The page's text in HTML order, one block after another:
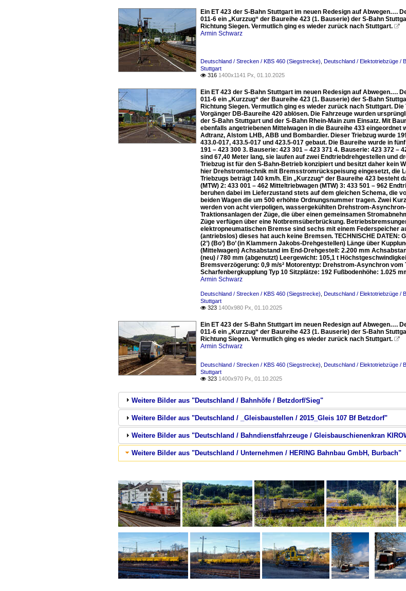
Ein ET 423 der S-Bahn Stuttgart im neuen Redesign auf Abwegen….
011-6 ein „Kurzzug“ der Baureihe 423 (1. Bauserie) der S-Bahn
Richtung Siegen. Vermutlich ging es wieder zurück nach Stuttgart. 
Armin Schwarz
Deutschland / Strecken / KBS 460 (Siegstrecke) Deutschland / Elektotriebzüge /
Stuttgart
 316 1400x1141 Px, 01.10.2025
Ein ET 423 der S-Bahn Stuttgart im neuen Redesign auf Abwegen….
011-6 ein „Kurzzug“ der Baureihe 423 (1. Bauserie) der S-Bahn
Richtung Siegen. Vermutlich ging es wieder zurück nach Stuttgart.
Vorgänger DB-Baureihe 420 ablösen. Die Fahrzeuge wurden
der S-Bahn Stuttgart und der S-Bahn Rhein-Main zum Einsatz. Mit
ebenfalls angetriebenen Mittelwagen in die Baureihe 433
Adtranz, Alstom LHB, ABB und Bombardier. Dieser Triebzug wurde
433.0-017, 433.5-017 und 423.5-017 gebaut. Die Baureihe wurde in
191 – 423 300 3. Bauserie: 423 301 – 423 371 4. Bauserie: 423 372 –
sind 67,40 Meter lang, sie laufen auf zwei Endtriebdrehgestellen und
Triebzug ist für den S-Bahn-Betrieb konzipiert und besitzt daher kein
hier Drehstromtechnik mit Bremsstromrückspeisung eingesetzt, die
Triebzugs beträgt 140 km/h. Ein „Kurzzug“ der Baureihe 423 besteht
(MTW) 2: 433 001 – 462 Mitteltriebwagen (MTW) 3: 433 501 – 962
beruhen dabei im Lieferzustand stets auf dem gleichen Schema, die
beiden Wagen die um 500 erhöhte Ordnungsnummer tragen. Zwei
werden von acht vierpoligen, wassergekühlten Drehstrom-
Traktionsanlagen der Züge, die über einen gemeinsamen
Züge verfügen über eine Notbremsüberbrückung.
elektropneumatischen Bremse sind sechs mit einem Federspeicher
(antriebslos) dieses hat auch keine Bremsen. TECHNISCHE DATEN:
(2’) (Bo’) Bo’ (in Klammern Jakobs-Drehgestellen) Länge über
(Mittelwagen) Achsabstand im End-Drehgestell: 2.200 mm
(neu) / 780 mm (abgenutzt) Leergewicht: 105,1 t
Bremsverzögerung: 0,9 m/s² Motorentyp: Drehstrom-Asynchron
Scharfenbergkupplung Typ 10 Sitzplätze: 192 Fußbodenhöhe: 1.025
Armin Schwarz
Deutschland / Strecken / KBS 460 (Siegstrecke) Deutschland / Elektotriebzüge /
Stuttgart
 323 1400x980 Px, 01.10.2025
Ein ET 423 der S-Bahn Stuttgart im neuen Redesign auf Abwegen….
011-6 ein „Kurzzug“ der Baureihe 423 (1. Bauserie) der S-Bahn
Richtung Siegen. Vermutlich ging es wieder zurück nach Stuttgart. 
Armin Schwarz
Deutschland / Strecken / KBS 460 (Siegstrecke) Deutschland / Elektotriebzüge /
Stuttgart
 323 1400x970 Px, 01.10.2025
Weitere Bilder aus "Deutschland / Bahnhöfe / Betzdorf/Sieg"
Weitere Bilder aus "Deutschland / _Gleisbaustellen / 2015_Gleis 107 Bf Betzdorf"
Weitere Bilder aus "Deutschland / Bahndienstfahrzeuge / Gleisbauschienenkran
Weitere Bilder aus "Deutschland / Unternehmen / HERING Bahnbau GmbH, Burbach"